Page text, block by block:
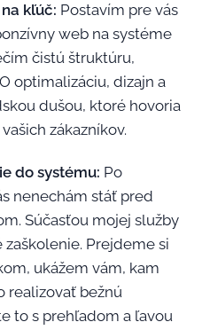
kľúč: Postavím pre vás
web na systéme
čistú štruktúru,
optimalizáciu, dizajn a
dušou, ktoré hovoria
zákazníkov.
do systému: Po
nenechám stáť pred
Súčasťou mojej služby
Prejdeme si
ukážem vám, kam
realizovať bežnú
to s prehľadom a ľavou